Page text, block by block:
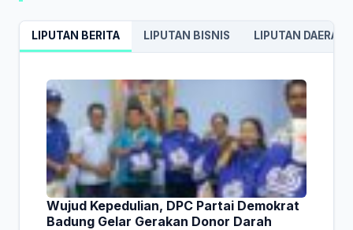
LIPUTAN BERITA LIPUTAN BISNIS LIPUTAN DAERAH
Wujud Kepedulian, DPC Partai Demokrat
Badung Gelar Gerakan Donor Darah